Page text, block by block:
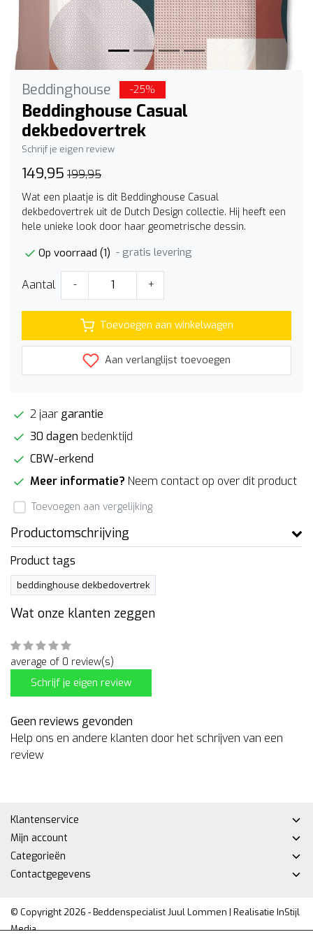
Beddinghouse -25%
Beddinghouse Casual
dekbedovertrek
Schrijf je eigen review
149,95 199,95
Wat een plaatje is dit Beddinghouse Casual
dekbedovertrek uit de Dutch Design collectie. Hij heeft een
hele unieke look door haar geometrische dessin.
Op voorraad (1) - gratis levering
Aantal - +
Toevoegen aan winkelwagen
Aan verlanglijst toevoegen
2 jaar garantie
30 dagen bedenktijd
CBW-erkend
Meer informatie? Neem contact op over dit product
Toevoegen aan vergelijking
Productomschrijving
Product tags
beddinghouse dekbedovertrek
Wat onze klanten zeggen
average of 0 review(s)
Schrijf je eigen review
Geen reviews gevonden
Help ons en andere klanten door het schrijven van een
review
Klantenservice
Mijn account
Categorieën
Contactgegevens
© Copyright 2026 - Beddenspecialist Juul Lommen | Realisatie InStijl
Media